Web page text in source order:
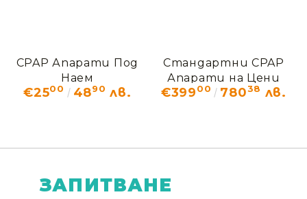
CPAP Апарати Под
Наем
€2500 4890 лв.
Стандартни CPAP
Апарати на Цени
от
€39900 78038 лв.
ЗАПИТВАНЕ